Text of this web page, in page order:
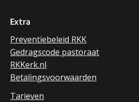
Extra
Preventiebeleid RKK
Gedragscode pastoraat
RKKerk.nl
Betalingsvoorwaarden
Tarieven